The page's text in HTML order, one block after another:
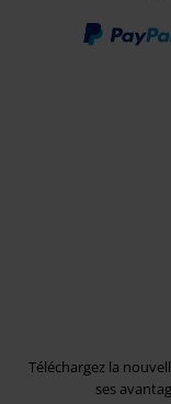
Téléchargez la
ses